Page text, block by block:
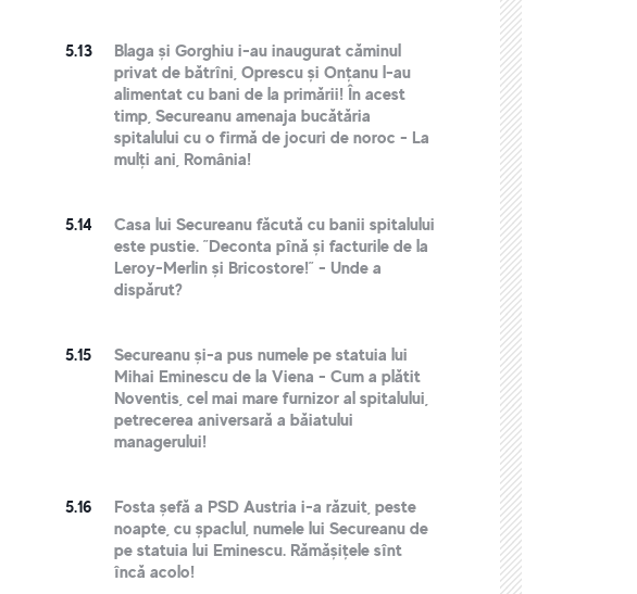
5.13
Blaga și Gorghiu i-au inaugurat căminul
privat de bătrîni, Oprescu și Onțanu l-au
alimentat cu bani de la primării! În acest
timp, Secureanu amenaja bucătăria
spitalului cu o firmă de jocuri de noroc - La
mulți ani, România!
5.14
Casa lui Secureanu făcută cu banii spitalului
este pustie. ”Deconta pînă și facturile de la
Leroy-Merlin și Bricostore!” - Unde a
dispărut?
5.15
Secureanu și-a pus numele pe statuia lui
Mihai Eminescu de la Viena - Cum a plătit
Noventis, cel mai mare furnizor al spitalului,
petrecerea aniversară a băiatului
managerului!
5.16
Fosta șefă a PSD Austria i-a răzuit, peste
noapte, cu șpaclul, numele lui Secureanu de
pe statuia lui Eminescu. Rămășițele sînt
încă acolo!